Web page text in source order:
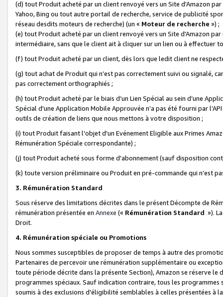
(d) tout Produit acheté par un client renvoyé vers un Site d'Amazon
Yahoo, Bing ou tout autre portail de recherche, service de publicité
réseau desdits moteurs de recherche) (un « Moteur de recherche ») ;
(e) tout Produit acheté par un client renvoyé vers un Site d'Amazon
intermédiaire, sans que le client ait à cliquer sur un lien ou à
(f) tout Produit acheté par un client, dès lors que ledit client ne
(g) tout achat de Produit qui n’est pas correctement suivi ou signalé,
pas correctement orthographiés ;
(h) tout Produit acheté par le biais d’un Lien Spécial au sein d’une
Spécial d'une Application Mobile Approuvée n’a pas été fourni par
outils de création de liens que nous mettons à votre disposition ;
(i) tout Produit faisant l'objet d'un Evénement Eligible aux Primes
Rémunération Spéciale correspondante) ;
(j) tout Produit acheté sous forme d'abonnement (sauf disposition
(k) toute version préliminaire ou Produit en pré-commande qui n’est
3. Rémunération Standard
Sous réserve des limitations décrites dans le présent Décompte de
rémunération présentée en Annexe (« Rémunération Standard »).
Droit.
4. Rémunération spéciale ou Promotions
Nous sommes susceptibles de proposer de temps à autre des
Partenaires de percevoir une rémunération supplémentaire ou
toute période décrite dans la présente Section), Amazon se réserve
programmes spéciaux. Sauf indication contraire, tous les
soumis à des exclusions d'éligibilité semblables à celles présentées à